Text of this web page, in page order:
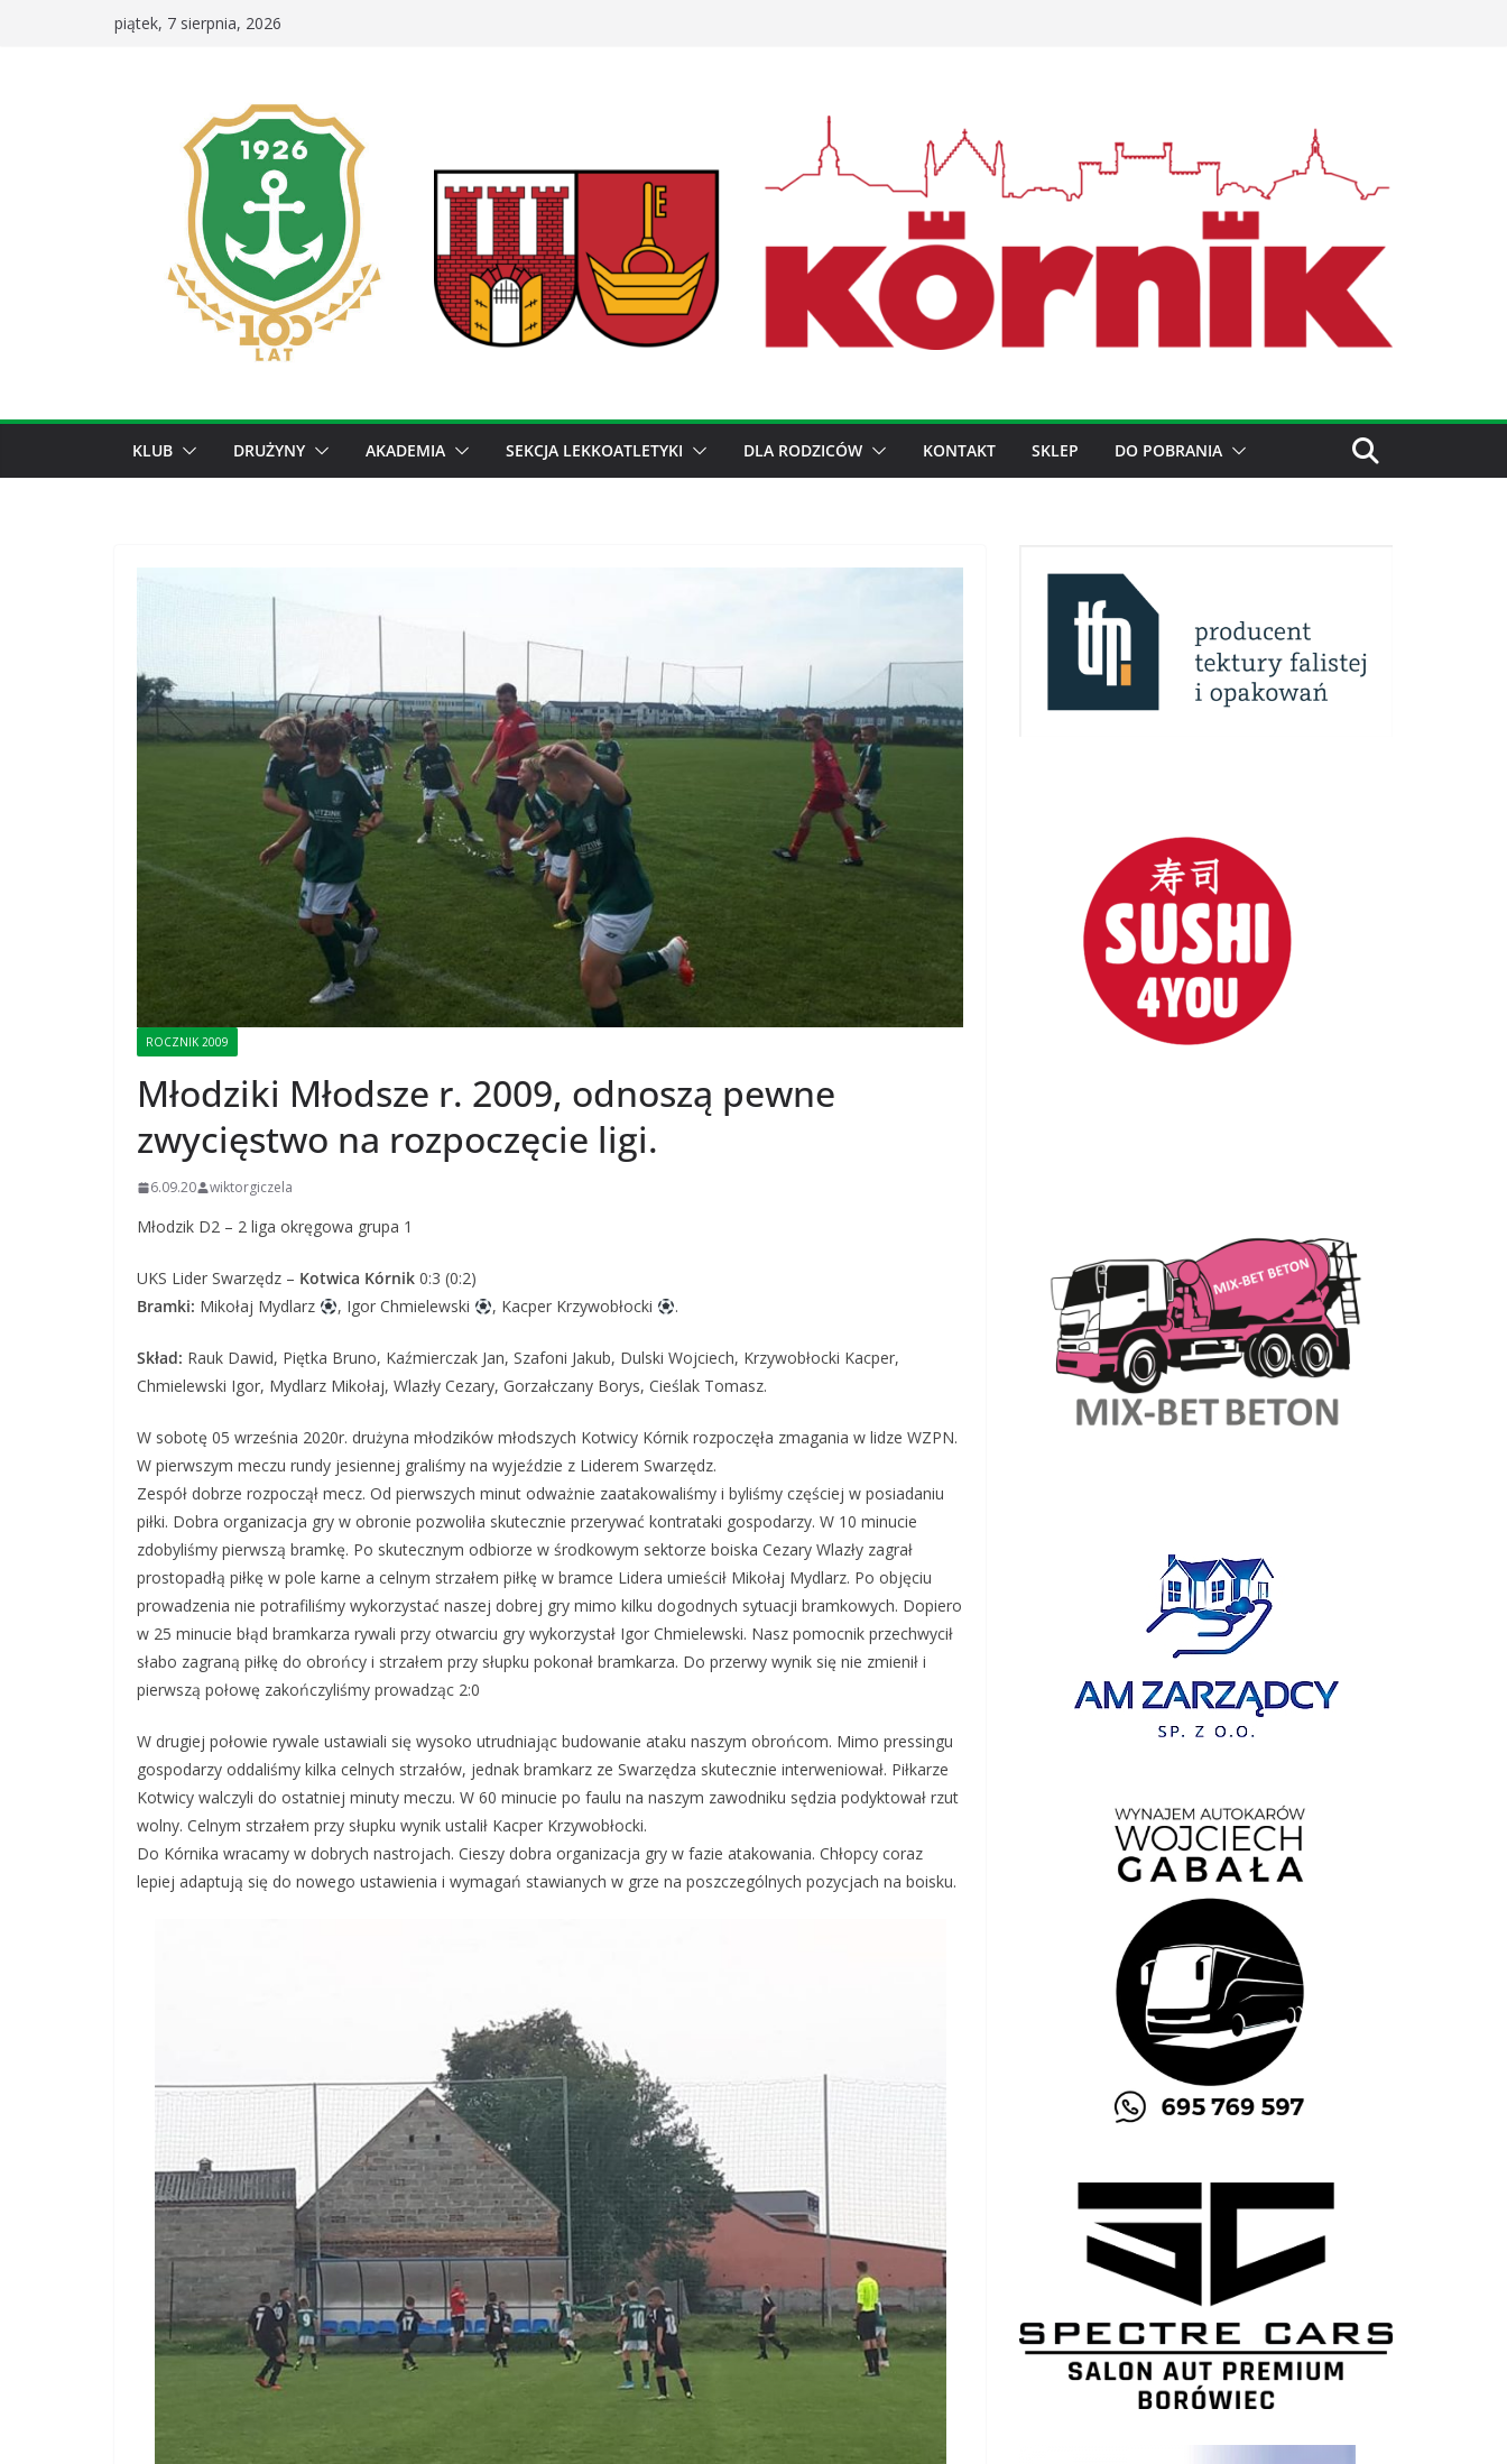
piątek, 7 sierpnia, 2026
KLUB DRUŻYNY AKADEMIA SEKCJA LEKKOATLETYKI DLA RODZICÓW KONTAKT SKLEP DO POBRANIA
ROCZNIK 2009
Młodziki Młodsze r. 2009, odnoszą pewne
zwycięstwo na rozpoczęcie ligi.
6.09.20 wiktorgiczela
Młodzik D2 – 2 liga okręgowa grupa 1
UKS Lider Swarzędz – Kotwica Kórnik 0:3 (0:2)
Bramki: Mikołaj Mydlarz , Igor Chmielewski , Kacper Krzywobłocki .
Skład: Rauk Dawid, Piętka Bruno, Kaźmierczak Jan, Szafoni Jakub, Dulski Wojciech, Krzywobłocki Kacper,
Chmielewski Igor, Mydlarz Mikołaj, Wlazły Cezary, Gorzałczany Borys, Cieślak Tomasz.
W sobotę 05 września 2020r. drużyna młodzików młodszych Kotwicy Kórnik rozpoczęła zmagania w lidze WZPN.
W pierwszym meczu rundy jesiennej graliśmy na wyjeździe z Liderem Swarzędz.
Zespół dobrze rozpoczął mecz. Od pierwszych minut odważnie zaatakowaliśmy i byliśmy częściej w posiadaniu
piłki. Dobra organizacja gry w obronie pozwoliła skutecznie przerywać kontrataki gospodarzy. W 10 minucie
zdobyliśmy pierwszą bramkę. Po skutecznym odbiorze w środkowym sektorze boiska Cezary Wlazły zagrał
prostopadłą piłkę w pole karne a celnym strzałem piłkę w bramce Lidera umieścił Mikołaj Mydlarz. Po objęciu
prowadzenia nie potrafiliśmy wykorzystać naszej dobrej gry mimo kilku dogodnych sytuacji bramkowych. Dopiero
w 25 minucie błąd bramkarza rywali przy otwarciu gry wykorzystał Igor Chmielewski. Nasz pomocnik przechwycił
słabo zagraną piłkę do obrońcy i strzałem przy słupku pokonał bramkarza. Do przerwy wynik się nie zmienił i
pierwszą połowę zakończyliśmy prowadząc 2:0
W drugiej połowie rywale ustawiali się wysoko utrudniając budowanie ataku naszym obrońcom. Mimo pressingu
gospodarzy oddaliśmy kilka celnych strzałów, jednak bramkarz ze Swarzędza skutecznie interweniował. Piłkarze
Kotwicy walczyli do ostatniej minuty meczu. W 60 minucie po faulu na naszym zawodniku sędzia podyktował rzut
wolny. Celnym strzałem przy słupku wynik ustalił Kacper Krzywobłocki.
Do Kórnika wracamy w dobrych nastrojach. Cieszy dobra organizacja gry w fazie atakowania. Chłopcy coraz
lepiej adaptują się do nowego ustawienia i wymagań stawianych w grze na poszczególnych pozycjach na boisku.